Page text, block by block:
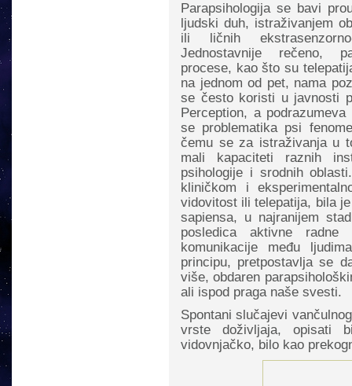
Parapsihologija se bavi
ljudski duh, istraživanjem
ili ličnih
Jednostavnije rečeno,
procese, kao što su
na jednom od pet, nama
se često koristi u javnosti
Perception, a
se problematika psi
čemu se za istraživanja u
mali kapaciteti raznih
psihologije i srodnih
kliničkom i
vidovitost ili telepatija, bila
sapiensa, u najranijem
posledica aktivne
komunikacije među
principu, pretpostavlja se
više, obdaren
ali ispod praga naše svesti.
Spontani slučajevi
vrste doživljaja, opisati
vidovnjačko, bilo kao